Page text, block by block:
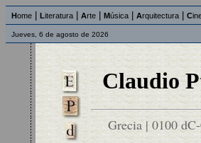
Home Literatura Arte Música Arquitectura C
Jueves, 6 de agosto de 2026
Claudio
Grecia | 0100 dC-